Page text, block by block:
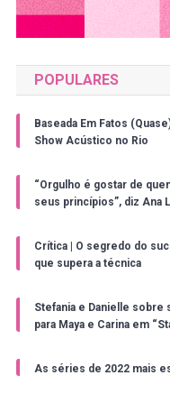
POPULARES
Baseada Em Fatos
Show Acústico no Rio
“Orgulho é gostar de
seus princípios”, diz Ana
Crítica | O segredo do
que supera a técnica
Stefania e Danielle sobre
para Maya e Carina em
As séries de 2022 mais